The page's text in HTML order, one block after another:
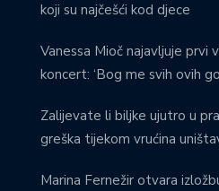
koji su najčešći kod djece
Vanessa Mioč najavljuje prvi
koncert: ‘Bog me svih ovih
Zalijevate li biljke ujutro u
greška tijekom vrućina
Marina Fernežir otvara